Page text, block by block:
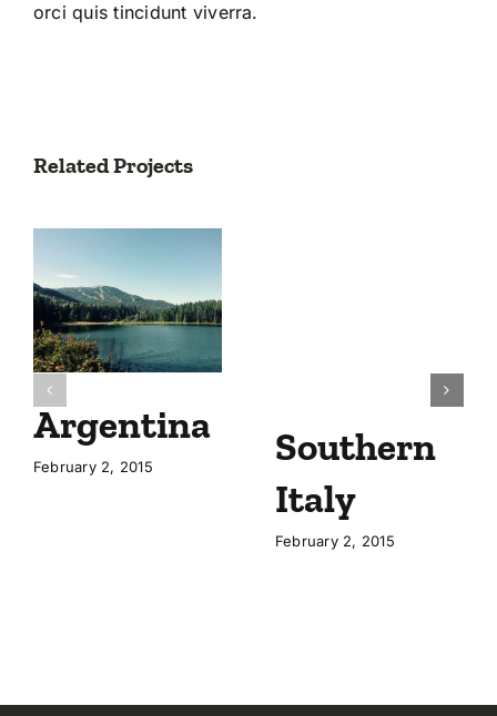
orci quis tincidunt viverra.
Related Projects
Argentina
February 2, 2015
Southern
Italy
February 2, 2015